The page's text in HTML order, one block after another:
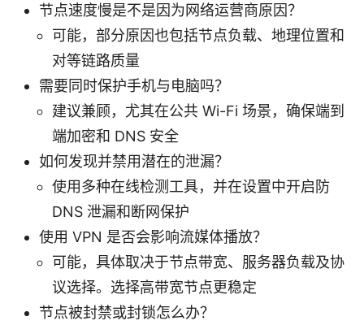
节点速度慢是不是因为网络运营商原因？
可能，部分原因也包括节点负载、地理位置和
对等链路质量
需要同时保护手机与电脑吗？
建议兼顾，尤其在公共 Wi-Fi 场景，确保端到
端加密和 DNS 安全
如何发现并禁用潜在的泄漏？
使用多种在线检测工具，并在设置中开启防
DNS 泄漏和断网保护
使用 VPN 是否会影响流媒体播放？
可能，具体取决于节点带宽、服务器负载及协
议选择。选择高带宽节点更稳定
节点被封禁或封锁怎么办？